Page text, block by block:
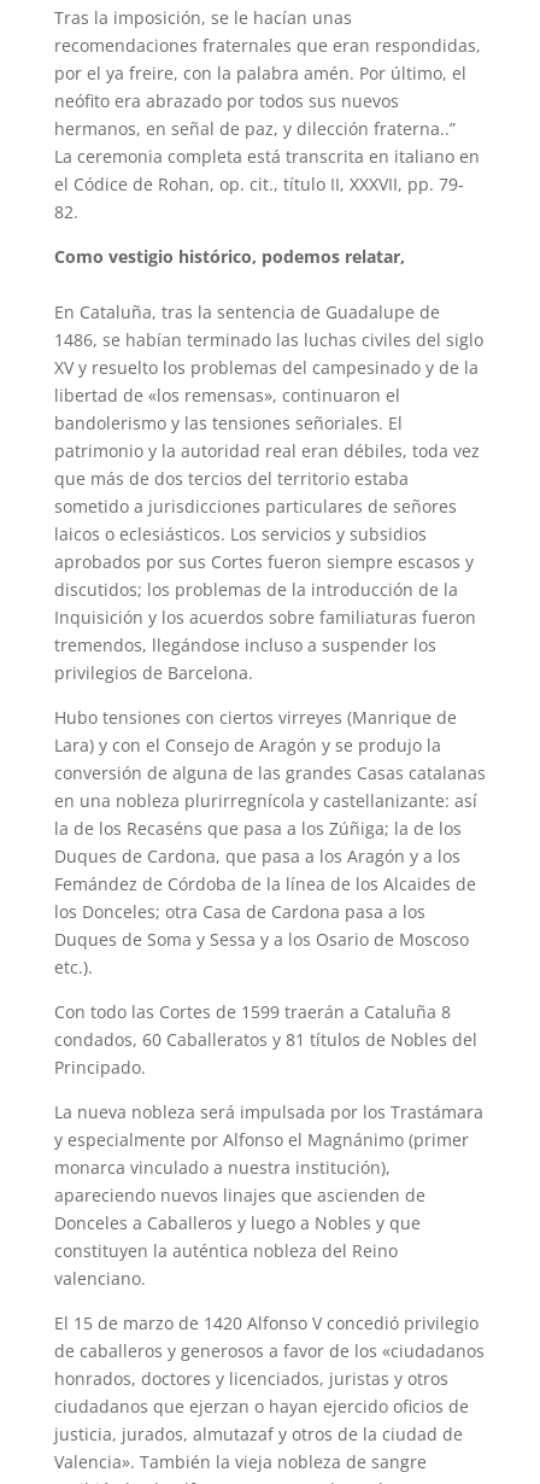
Tras la imposición, se le hacían unas
recomendaciones fraternales que eran respondidas,
por el ya freire, con la palabra amén. Por último, el
neófito era abrazado por todos sus nuevos
hermanos, en señal de paz, y dilección fraterna..”
La ceremonia completa está transcrita en italiano en
el Códice de Rohan, op. cit., título II, XXXVII, pp. 79-
82.
Como vestigio histórico, podemos relatar,
En Cataluña, tras la sentencia de Guadalupe de
1486, se habían terminado las luchas civiles del siglo
XV y resuelto los problemas del campesinado y de la
libertad de «los remensas», continuaron el
bandolerismo y las tensiones señoriales. El
patrimonio y la autoridad real eran débiles, toda vez
que más de dos tercios del territorio estaba
sometido a jurisdicciones particulares de señores
laicos o eclesiásticos. Los servicios y subsidios
aprobados por sus Cortes fueron siempre escasos y
discutidos; los problemas de la introducción de la
Inquisición y los acuerdos sobre familiaturas fueron
tremendos, llegándose incluso a suspender los
privilegios de Barcelona.
Hubo tensiones con ciertos virreyes (Manrique de
Lara) y con el Consejo de Aragón y se produjo la
conversión de alguna de las grandes Casas catalanas
en una nobleza plurirregnícola y castellanizante: así
la de los Recaséns que pasa a los Zúñiga; la de los
Duques de Cardona, que pasa a los Aragón y a los
Femández de Córdoba de la línea de los Alcaides de
los Donceles; otra Casa de Cardona pasa a los
Duques de Soma y Sessa y a los Osario de Moscoso
etc.).
Con todo las Cortes de 1599 traerán a Cataluña 8
condados, 60 Caballeratos y 81 títulos de Nobles del
Principado.
La nueva nobleza será impulsada por los Trastámara
y especialmente por Alfonso el Magnánimo (primer
monarca vinculado a nuestra institución),
apareciendo nuevos linajes que ascienden de
Donceles a Caballeros y luego a Nobles y que
constituyen la auténtica nobleza del Reino
valenciano.
El 15 de marzo de 1420 Alfonso V concedió privilegio
de caballeros y generosos a favor de los «ciudadanos
honrados, doctores y licenciados, juristas y otros
ciudadanos que ejerzan o hayan ejercido oficios de
justicia, jurados, almutazaf y otros de la ciudad de
Valencia». También la vieja nobleza de sangre